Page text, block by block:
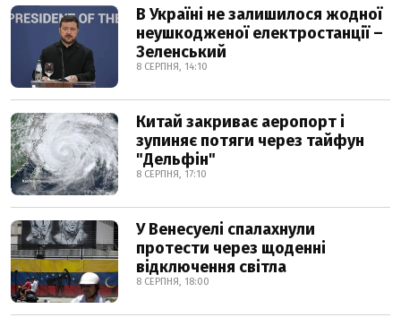
В Україні не залишилося жодної
неушкодженої електростанції –
Зеленський
8 СЕРПНЯ, 14:10
Китай закриває аеропорт і
зупиняє потяги через тайфун
"Дельфін"
8 СЕРПНЯ, 17:10
У Венесуелі спалахнули
протести через щоденні
відключення світла
8 СЕРПНЯ, 18:00